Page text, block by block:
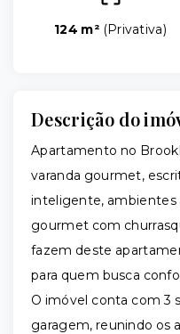
124 m² (Privativa)
Descrição do
Apartamento no
varanda gourmet,
inteligente, ambientes
gourmet com
fazem deste
para quem busca
O imóvel conta com 3
garagem, reunindo os